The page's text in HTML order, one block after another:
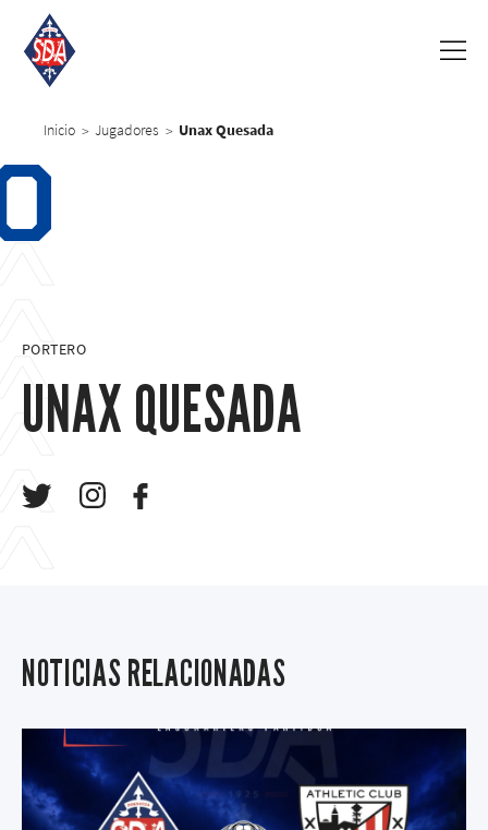
Inicio > Jugadores > Unax Quesada
PORTERO
UNAX QUESADA
NOTICIAS RELACIONADAS